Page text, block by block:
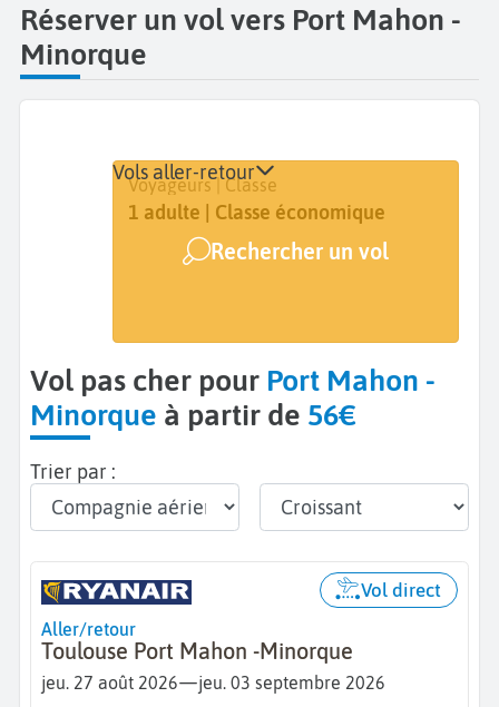
Réserver un vol vers Port Mahon -
Minorque
Départ
De...
Dates
Dates de votre voyage
Voyageurs | Classe
1 adulte | Classe économique
Rechercher un vol
Vols aller-retour
Vol pas cher pour Port Mahon -
Minorque à partir de 56€
Trier par :
Aller/retour
Toulouse Port Mahon -Minorque
jeu. 27 août 2026—jeu. 03 septembre 2026
Vol direct